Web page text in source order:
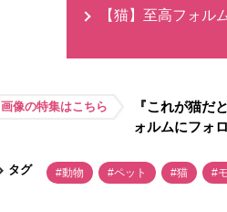
【猫】至高フォル
画像の特集はこちら
『これが猫だ
ォルムにフォ
タグ #動物 #ペット #猫 #